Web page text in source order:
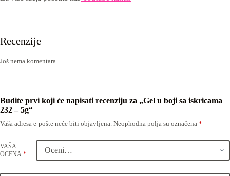
Recenzije
Još nema komentara.
Budite prvi koji će napisati recenziju za „Gel u boji sa iskricama
232 – 5g“
Vaša adresa e-pošte neće biti objavljena. Neophodna polja su označena *
VAŠA
OCENA *